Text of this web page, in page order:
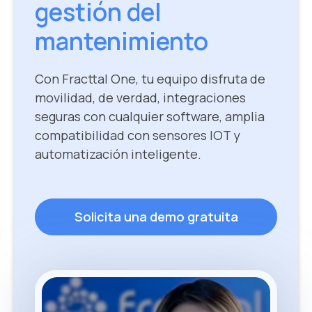
gestión del
mantenimiento
Con Fracttal One, tu equipo disfruta de
movilidad, de verdad, integraciones
seguras con cualquier software, amplia
compatibilidad con sensores IOT y
automatización inteligente.
Solicita una demo gratuita